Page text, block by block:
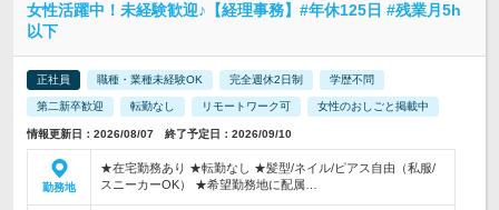
女性活躍中！未経験歓迎♪【経理事務】#年休125日 #残業月5h
以下
正社員 職種・業種未経験OK 完全週休2日制 学歴不問
第二新卒歓迎 転勤なし リモートワーク可 女性のおしごと掲載中
情報更新日：2026/08/07 終了予定日：2026/09/10
勤務地
★在宅勤務あり ★転勤なし ★髪型/ネイル/ピアス自由（私服/
スニーカーOK） ★希望勤務地に配属…